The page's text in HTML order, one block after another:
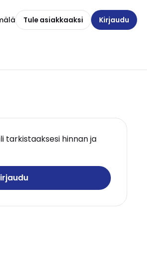
Tule asiakkaaksi Kirjaudu
tarkistaaksesi hinnan ja